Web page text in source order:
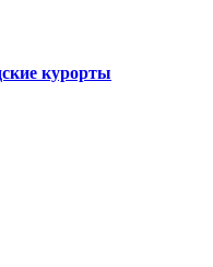
курорты